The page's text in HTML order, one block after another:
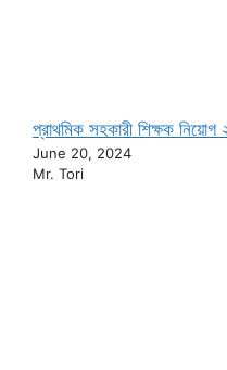
প্রাথমিক সহকারী শিক্ষক নিয়োগ
June 20, 2024
Mr. Tori